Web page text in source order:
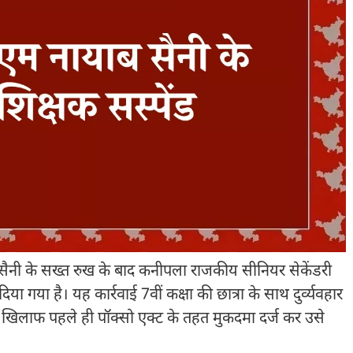
के सख्त रुख के बाद कनीपला राजकीय सीनियर सेकेंडरी
गया है। यह कार्रवाई 7वीं कक्षा की छात्रा के साथ दुर्व्यवहार
पहले ही पॉक्सो एक्ट के तहत मुकदमा दर्ज कर उसे